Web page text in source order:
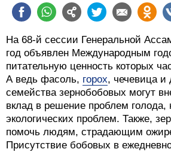
На 68-й сессии Генеральной
год объявлен Международным
питательную ценность которых
А ведь фасоль, горох, чечевица и
семейства зернобобовых могут
вклад в решение проблем голода,
экологических проблем. Также,
помочь людям, страдающим
Присутствие бобовых в